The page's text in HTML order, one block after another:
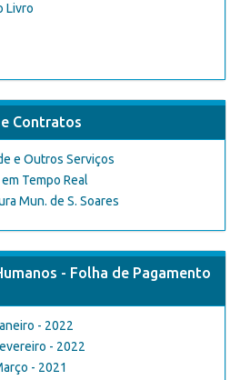
Livro
Contratos
e Outros Serviços
Tempo Real
Mun. de S. Soares
- Folha de Pagamento
- 2022
- 2022
- 2021